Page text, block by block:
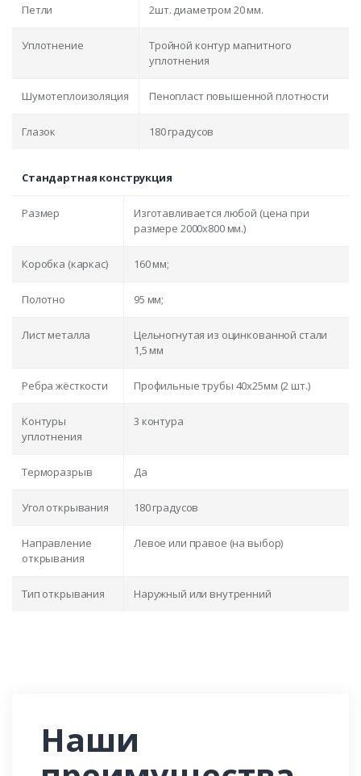
Петли 2шт. диаметром 20 мм.
Уплотнение
Тройной контур магнитного
уплотнения
Шумотеплоизоляция Пенопласт повышенной плотности
Глазок 180 градусов
Стандартная конструкция
Размер
Изготавливается любой (цена при
размере 2000x800 мм.)
Коробка (каркас) 160 мм;
Полотно 95 мм;
Лист металла
Цельногнутая из оцинкованной стали
1,5 мм
Ребра жёсткости Профильные трубы 40х25мм (2 шт.)
Контуры
уплотнения
3 контура
Терморазрыв Да
Угол открывания 180 градусов
Направление
открывания
Левое или правое (на выбор)
Тип открывания Наружный или внутренний
Наши